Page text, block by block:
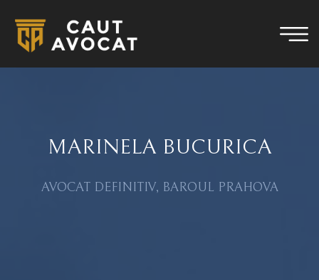
MARINELA BUCURICA
AVOCAT DEFINITIV, BAROUL PRAHOVA